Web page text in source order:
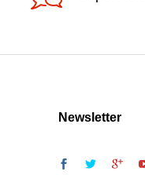
Newsletter